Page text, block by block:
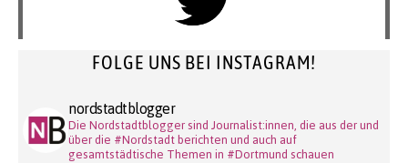
FOLGE UNS BEI INSTAGRAM!
nordstadtblogger
Die Nordstadtblogger sind Journalist:innen, die aus der und
über die #Nordstadt berichten und auch auf
gesamtstädtische Themen in #Dortmund schauen